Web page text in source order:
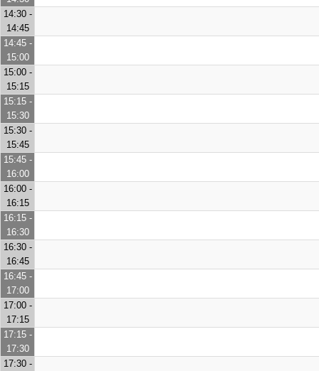
14:30 -
14:45
14:45 -
15:00
15:00 -
15:15
15:15 -
15:30
15:30 -
15:45
15:45 -
16:00
16:00 -
16:15
16:15 -
16:30
16:30 -
16:45
16:45 -
17:00
17:00 -
17:15
17:15 -
17:30
17:30 -